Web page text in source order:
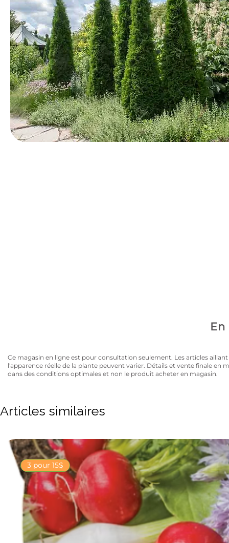
Ce magasin en ligne est pour consultation seulement. Les articles
l'apparence réelle de la plante peuvent varier. Détails et vente finale
dans des conditions optimales et non le produit acheter en magasin.
Articles similaires
3 pour 15$